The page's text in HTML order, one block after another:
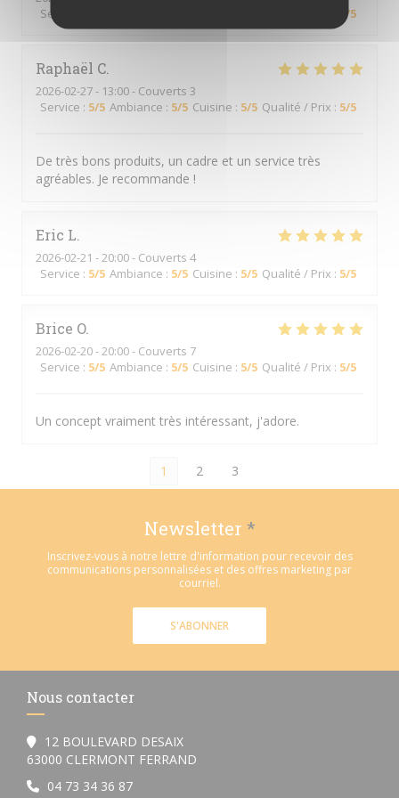
Service
/5
Raphaël C
2026-02-27- 13:00 - Couverts 3
Service : 5/5 Ambiance : 5/5 Cuisine : 5/5 Qualité / Prix : 5/5
De très bons produits, un cadre et un service très
agréables. Je recommande !
Eric L
2026-02-21 - 20:00 - Couverts 4
Service : 5/5 Ambiance : 5/5 Cuisine : 5/5 Qualité / Prix : 5/5
Brice O
2026-02-20- 20:00 - Couverts 7
Service : 5/5 Ambiance : 5/5 Cuisine : 5/5 Qualité / Prix : 5/5
Un concept vraiment très intéressant, j'adore.
1 2 3
Newsletter *
Inscrivez-vous à notre lettre d'information pour recevoir des
communications personnalisées et des offres marketing par
courriel.
S'ABONNER
Nous contacter
12 BOULEVARD DESAIX
63000 CLERMONT FERRAND
04 73 34 36 87